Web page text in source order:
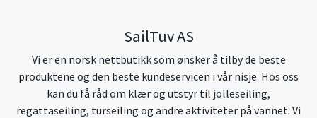
SailTuv AS
Vi er en norsk nettbutikk som ønsker å tilby de beste
produktene og den beste kundeservicen i vår nisje. Hos oss
kan du få råd om klær og utstyr til jolleseiling,
regattaseiling, turseiling og andre aktiviteter på vannet. Vi